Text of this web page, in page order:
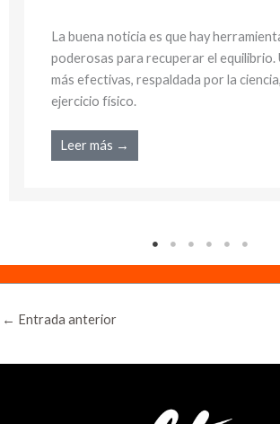
La buena noticia es que hay
poderosas para recuperar el equilibrio.
más efectivas, respaldada por la
ejercicio físico.
Leer más →
← Entrada anterior